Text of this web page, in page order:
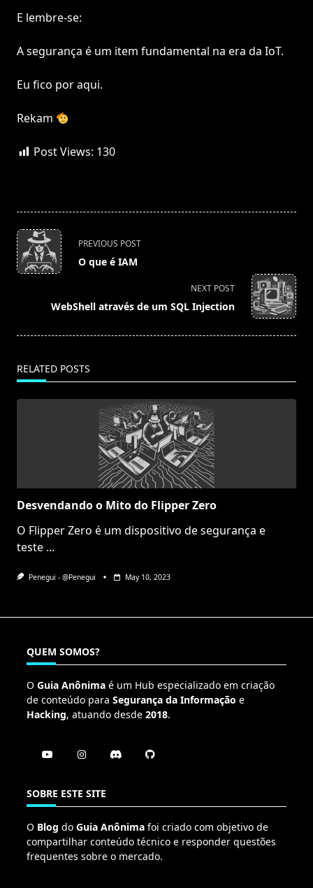
E lembre-se:
A segurança é um item fundamental na era da IoT.
Eu fico por aqui.
Rekam
Post Views: 130
<span
class="nav-
subtitle
reader-
PREVIOUS POST
O que é IAM
NEXT POST
WebShell através de um SQL Injection
RELATED POSTS
Desvendando o Mito do Flipper Zero
O Flipper Zero é um dispositivo de segurança e
teste ...
Penegui - @Penegui May 10, 2023
QUEM SOMOS?
O Guia Anônima é um Hub especializado em criação
de conteúdo para Segurança da Informação e
Hacking, atuando desde 2018.
SOBRE ESTE SITE
O Blog do Guia Anônima foi criado com objetivo de
compartilhar conteúdo técnico e responder questões
frequentes sobre o mercado.